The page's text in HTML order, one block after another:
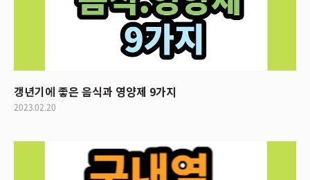
갱년기에 좋은 음식과 영양제 9가지
2023.02.20